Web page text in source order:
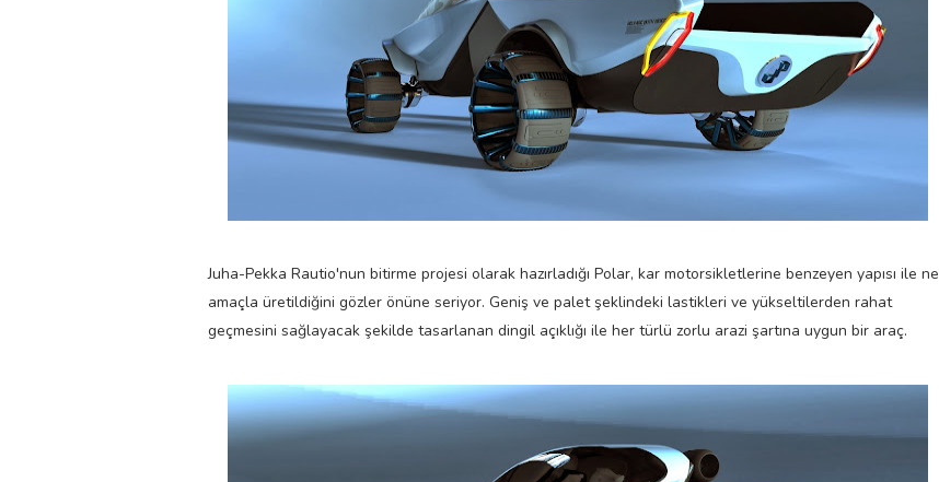
Juha-Pekka Rautio'nun bitirme projesi olarak hazırladığı Polar, kar motorsikletlerine benzeyen yapısı ile ne
amaçla üretildiğini gözler önüne seriyor. Geniş ve palet şeklindeki lastikleri ve yükseltilerden rahat
geçmesini sağlayacak şekilde tasarlanan dingil açıklığı ile her türlü zorlu arazi şartına uygun bir araç.